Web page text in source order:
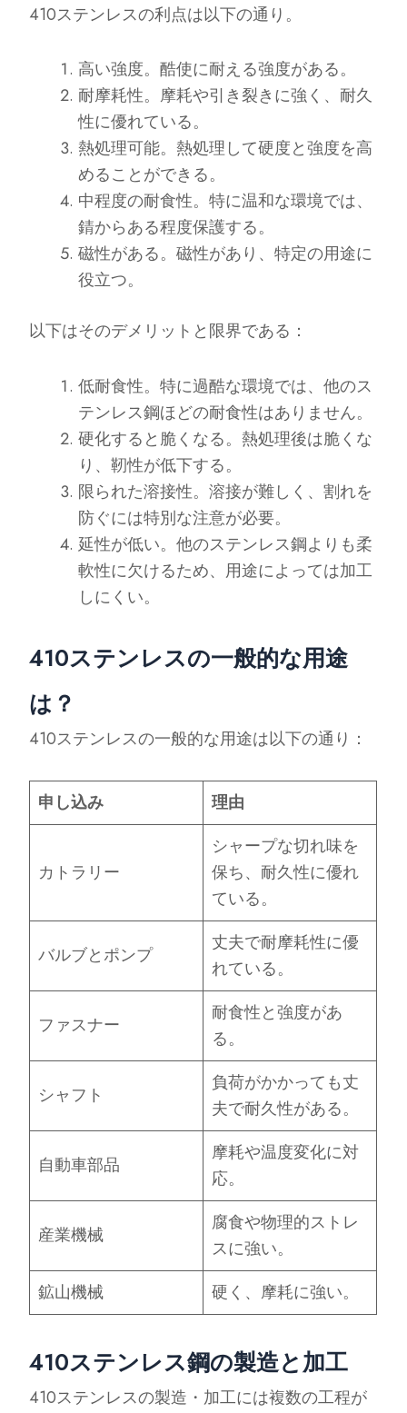
410ステンレスの利点は以下の通り。
高い強度。酷使に耐える強度がある。
耐摩耗性。摩耗や引き裂きに強く、耐久
性に優れている。
熱処理可能。熱処理して硬度と強度を高
めることができる。
中程度の耐食性。特に温和な環境では、
錆からある程度保護する。
磁性がある。磁性があり、特定の用途に
役立つ。
以下はそのデメリットと限界である：
低耐食性。特に過酷な環境では、他のス
テンレス鋼ほどの耐食性はありません。
硬化すると脆くなる。熱処理後は脆くな
り、靭性が低下する。
限られた溶接性。溶接が難しく、割れを
防ぐには特別な注意が必要。
延性が低い。他のステンレス鋼よりも柔
軟性に欠けるため、用途によっては加工
しにくい。
410ステンレスの一般的な用途
は？
410ステンレスの一般的な用途は以下の通り：
申し込み 理由
カトラリー
シャープな切れ味を
保ち、耐久性に優れ
ている。
バルブとポンプ
丈夫で耐摩耗性に優
れている。
ファスナー
耐食性と強度があ
る。
シャフト
負荷がかかっても丈
夫で耐久性がある。
自動車部品
摩耗や温度変化に対
応。
産業機械
腐食や物理的ストレ
スに強い。
鉱山機械
硬く、摩耗に強い。
410ステンレス鋼の製造と加工
410ステンレスの製造・加工には複数の工程が